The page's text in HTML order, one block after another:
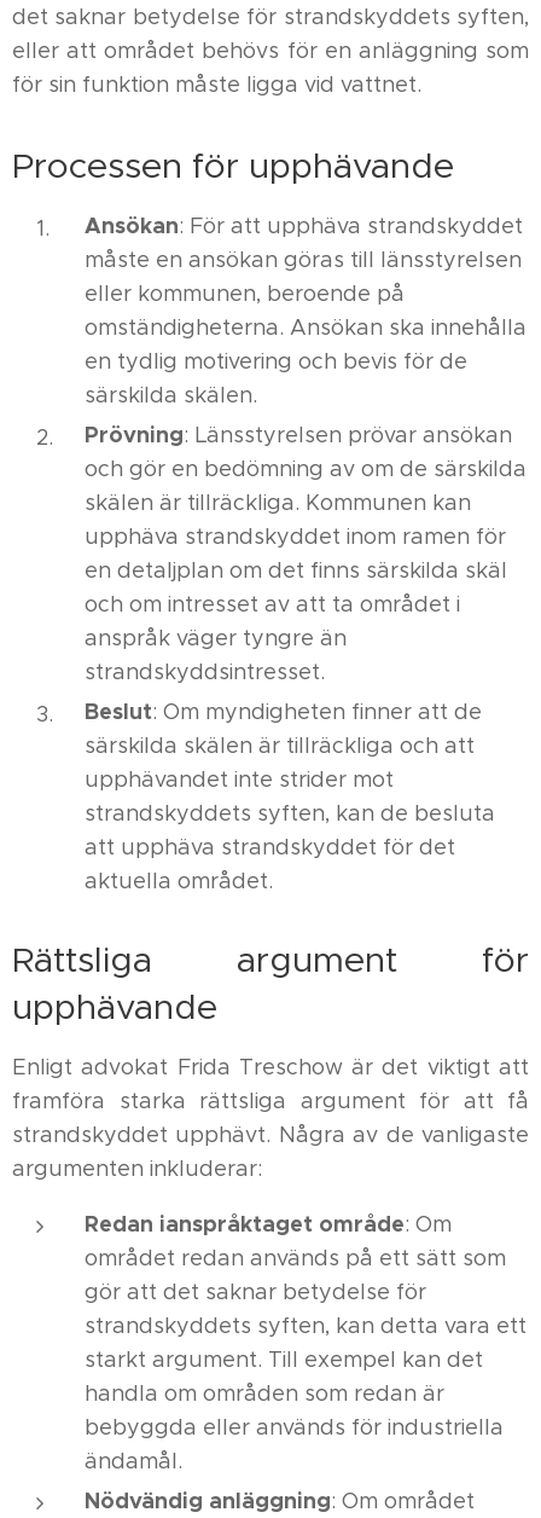
det saknar betydelse för strandskyddets syften,
eller att området behövs för en anläggning som
för sin funktion måste ligga vid vattnet.
Processen för upphävande
Ansökan: För att upphäva strandskyddet
måste en ansökan göras till länsstyrelsen
eller kommunen, beroende på
omständigheterna. Ansökan ska innehålla
en tydlig motivering och bevis för de
särskilda skälen.
Prövning: Länsstyrelsen prövar ansökan
och gör en bedömning av om de särskilda
skälen är tillräckliga. Kommunen kan
upphäva strandskyddet inom ramen för
en detaljplan om det finns särskilda skäl
och om intresset av att ta området i
anspråk väger tyngre än
strandskyddsintresset.
Beslut: Om myndigheten finner att de
särskilda skälen är tillräckliga och att
upphävandet inte strider mot
strandskyddets syften, kan de besluta
att upphäva strandskyddet för det
aktuella området.
Rättsliga argument för
upphävande
Enligt advokat Frida Treschow är det viktigt att
framföra starka rättsliga argument för att få
strandskyddet upphävt. Några av de vanligaste
argumenten inkluderar:
Redan ianspråktaget område: Om
området redan används på ett sätt som
gör att det saknar betydelse för
strandskyddets syften, kan detta vara ett
starkt argument. Till exempel kan det
handla om områden som redan är
bebyggda eller används för industriella
ändamål.
Nödvändig anläggning: Om området